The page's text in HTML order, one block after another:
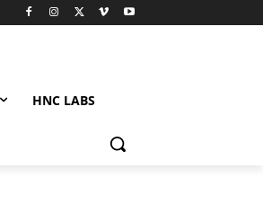
HNC LABS